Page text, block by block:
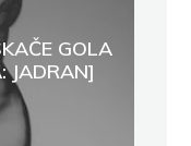
GOLA
JADRAN]